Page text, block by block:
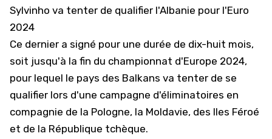
Sylvinho va tenter de qualifier l'Albanie pour l'Euro
2024
Ce dernier a signé pour une durée de dix-huit mois,
soit jusqu'à la fin du championnat d'Europe 2024,
pour lequel le pays des Balkans va tenter de se
qualifier lors d'une campagne d'éliminatoires en
compagnie de la Pologne, la Moldavie, des Iles Féroé
et de la République tchèque.